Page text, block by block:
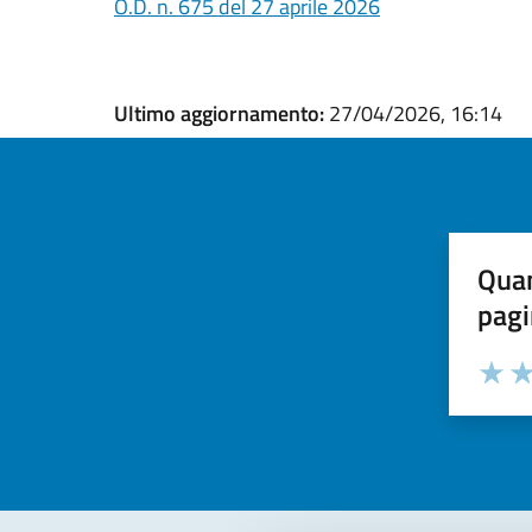
O.D. n. 675 del 27 aprile 2026
Ultimo aggiornamento:27/04/2026, 16:14
Valuta